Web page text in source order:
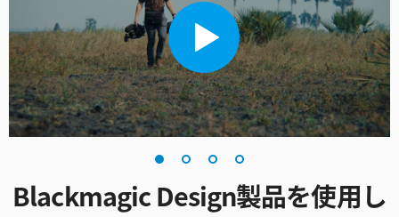
プレスイメージ
Austria
Brazil
Canada
China
Blackmagic Design製品を使用し